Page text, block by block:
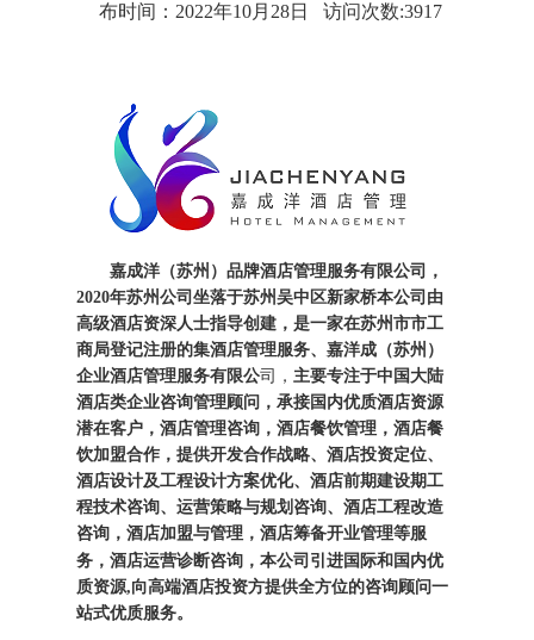
布时间：2022年10月28日 访问次数:3917
嘉成洋（苏州）品牌酒店管理服务有限公司，
2020年苏州公司坐落于苏州吴中区新家桥本公司由
高级酒店资深人士指导创建，是一家在苏州市市工
商局登记注册的集酒店管理服务、嘉洋成（苏州）
企业酒店管理服务有限公司， 主要专注于中国大陆
酒店类企业咨询管理顾问，承接国内优质酒店资源
潜在客户，酒店管理咨询，酒店餐饮管理，酒店餐
饮加盟合作， 提供开发合作战略、酒店投资定位、
酒店设计及工程设计方案优化、酒店前期建设期工
程技术咨询、运营策略与规划咨询、酒店工程改造
咨询，酒店加盟与管理， 酒店筹备开业管理等服
务， 酒店运营诊断咨询 ，本公司引进国际和国内优
质资源,向高端酒店投资方提供全方位的咨询顾问一
站式优质服务。